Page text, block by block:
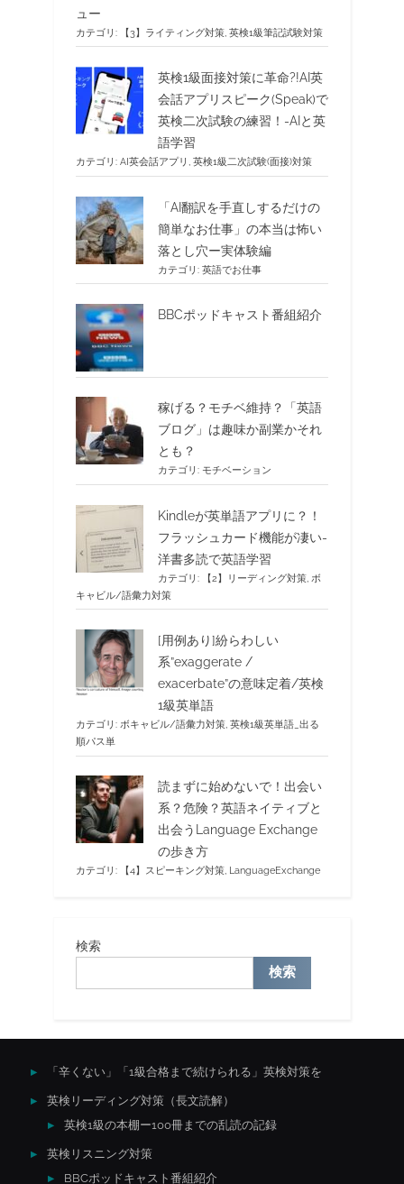
ュー
カテゴリ: 【3】ライティング対策 英検1級筆記試験対策
英検1級面接対策に革命?!AI英
会話アプリスピーク(Speak)で
英検二次試験の練習！-AIと英
語学習
カテゴリ: AI英会話アプリ , 英検1級二次試験(面接)対策
「AI翻訳を手直しするだけの
簡単なお仕事」の本当は怖い
落とし穴ー実体験編
カテゴリ: 英語でお仕事
BBCポッドキャスト番組紹介
稼げる？モチベ維持？「英語
ブログ」は趣味か副業かそれ
とも？
カテゴリ: モチベーション
Kindleが英単語アプリに？！
フラッシュカード機能が凄い-
洋書多読で英語学習
カテゴリ: 【2】リーディング対策 ボ
キャビル/語彙力対策
[用例あり]紛らわしい
系”exaggerate /
exacerbate”の意味定着/英検
1級英単語
カテゴリ: ボキャビル/語彙力対策, 英検1級英単語_出る
順パス単
読まずに始めないで！出会い
系？危険？英語ネイティブと
出会うLanguage Exchange
の歩き方
カテゴリ: 【4】スピーキング対策, LanguageExchange
検索
検索
「辛くない」「1級合格まで続けられる」英検対策を
英検リーディング対策（長文読解）
英検1級の本棚ー100冊までの乱読の記録
英検リスニング対策
BBCポッドキャスト番組紹介